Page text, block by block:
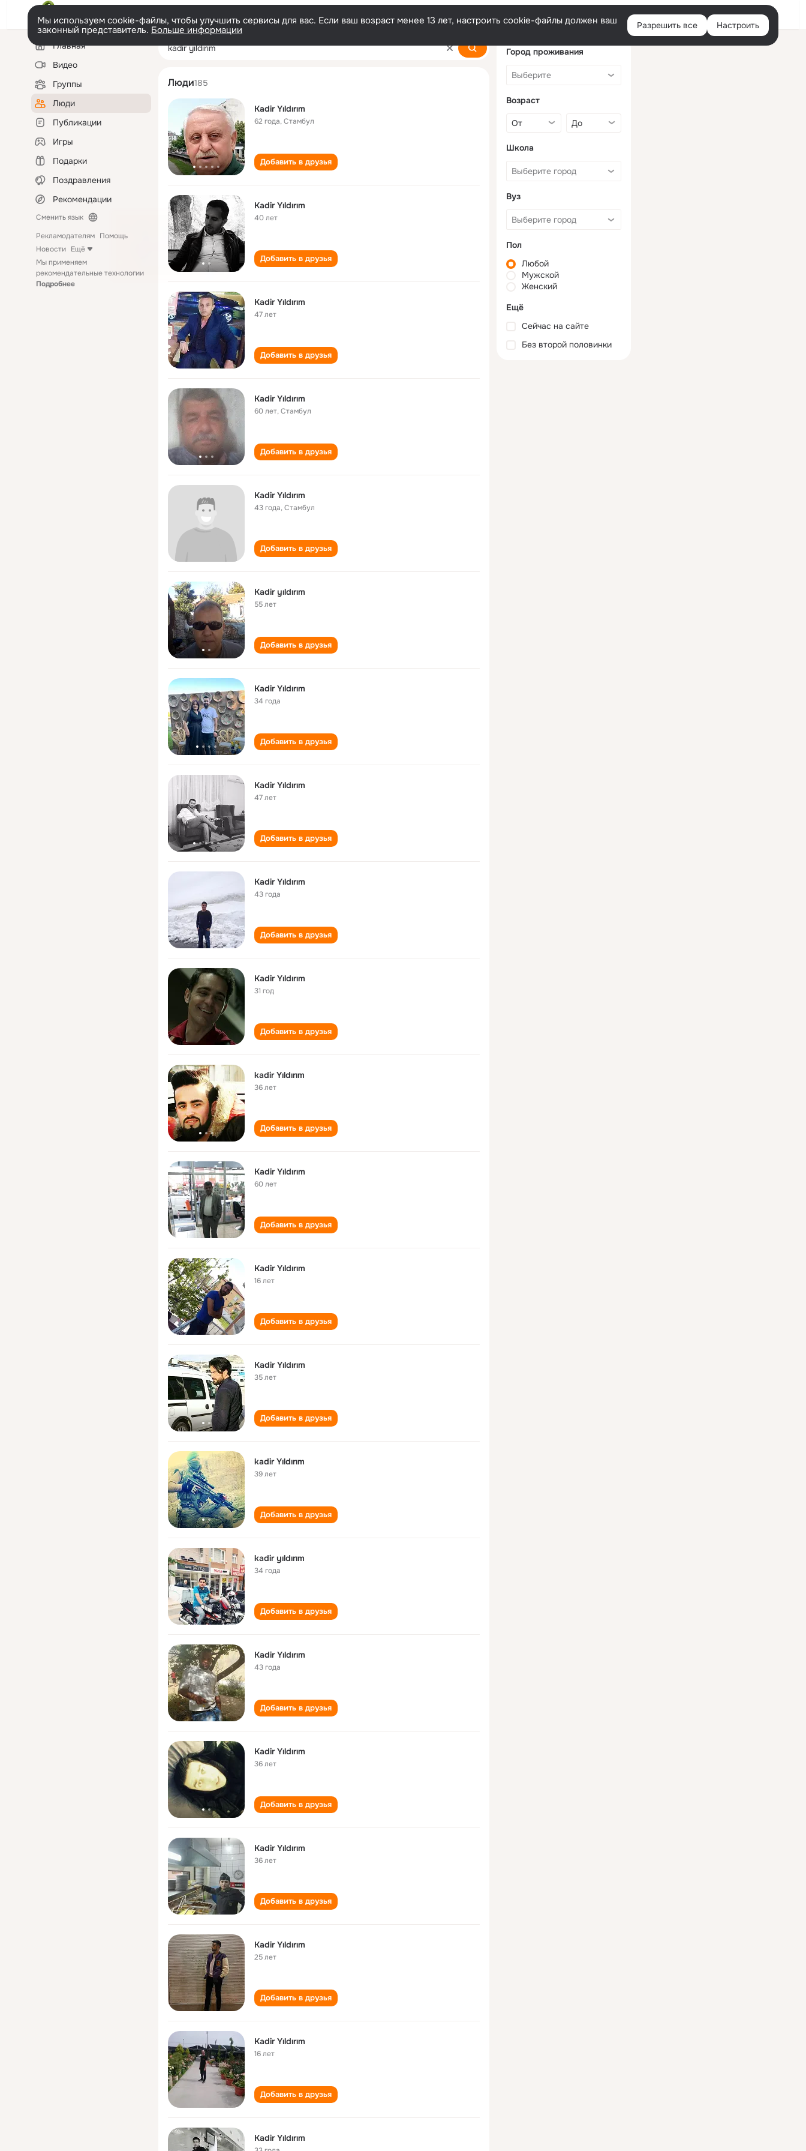
Войти
Мы используем cookie-файлы, чтобы улучшить сервисы для вас. Если ваш возраст менее 13 лет, настроить cookie-файлы должен ваш
законный представитель. Больше информации Разрешить все Настроить
Левая
колонкаГлавная
Видео
Группы
Люди
Публикации
Игры
Подарки
Поздравления
Рекомендации
Сменить язык
Рекламодателям Помощь
Новости Ещё
Мы применяем
рекомендательные технологии
Подробнее
kadir yıldırım
Люди185
Kadir Yıldırım
62 года,Стамбул
Добавить в друзья
Kadir Yıldırım
40 лет
Добавить в друзья
Kadir Yıldırım
47 лет
Добавить в друзья
Kadir Yıldırım
60 лет,Стамбул
Добавить в друзья
Kadir Yıldırım
43 года,Стамбул
Добавить в друзья
Kadir yıldırım
55 лет
Добавить в друзья
Kadir Yıldırım
34 года
Добавить в друзья
Kadir Yıldırım
47 лет
Добавить в друзья
Kadir Yıldırım
43 года
Добавить в друзья
Kadir Yıldırım
31 год
Добавить в друзья
kadir Yıldırım
36 лет
Добавить в друзья
Kadir Yıldırım
60 лет
Добавить в друзья
Kadir Yıldırım
16 лет
Добавить в друзья
Kadir Yıldırım
35 лет
Добавить в друзья
kadir Yıldırım
39 лет
Добавить в друзья
kadir yıldırım
34 года
Добавить в друзья
Kadir Yıldırım
43 года
Добавить в друзья
Kadir Yıldırım
36 лет
Добавить в друзья
Kadir Yıldırım
36 лет
Добавить в друзья
Kadir Yıldırım
25 лет
Добавить в друзья
Kadir Yıldırım
16 лет
Добавить в друзья
Kadir Yıldırım
Город проживания
Возраст
Школа
Вуз
Пол
Любой
Мужской
Женский
Ещё
Сейчас на сайте
Без второй половинки